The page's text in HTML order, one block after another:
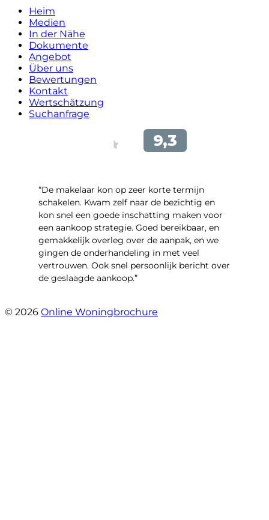
Heim
Medien
In der Nähe
Dokumente
Angebot
Über uns
Bewertungen
Kontakt
Wertschätzung
Suchanfrage
“De makelaar kon op zeer korte termijn
schakelen. Kwam zelf naar de bezichtig en
kon snel een goede inschatting maken voor
een aankoop strategie. Goed bereikbaar, en
gemakkelijk overleg over de aanpak, en we
gingen de onderhandeling in met veel
vertrouwen. Ook snel persoonlijk bericht over
de geslaagde aankoop.”
© 2026 Online Woningbrochure